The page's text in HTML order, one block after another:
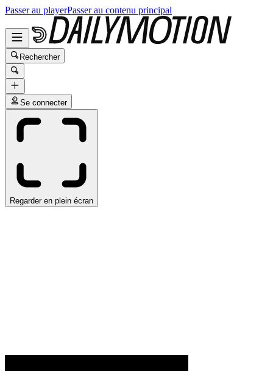
Passer au playerPasser au contenu principal
Rechercher
Se connecter
Regarder en plein écran